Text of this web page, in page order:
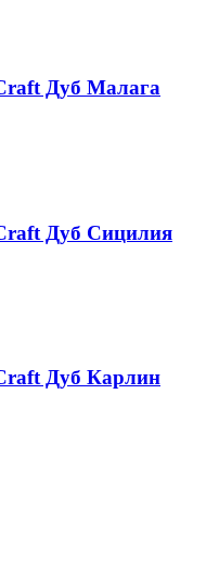
Дуб Малага
Дуб Сицилия
Дуб Карлин